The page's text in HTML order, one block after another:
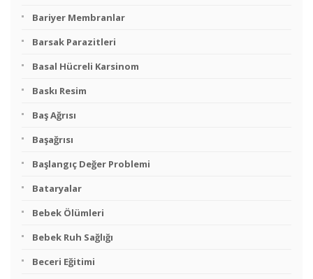
Bariyer Membranlar
Barsak Parazitleri
Basal Hücreli Karsinom
Baskı Resim
Baş Ağrısı
Başağrısı
Başlangıç Değer Problemi
Bataryalar
Bebek Ölümleri
Bebek Ruh Sağlığı
Beceri Eğitimi